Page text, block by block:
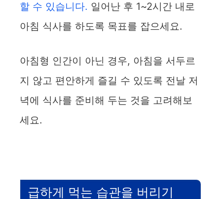
할 수 있습니다. 일어난 후 1~2시간 내로
아침 식사를 하도록 목표를 잡으세요.
아침형 인간이 아닌 경우, 아침을 서두르
지 않고 편안하게 즐길 수 있도록 전날 저
녁에 식사를 준비해 두는 것을 고려해보
세요.
급하게 먹는 습관을 버리기